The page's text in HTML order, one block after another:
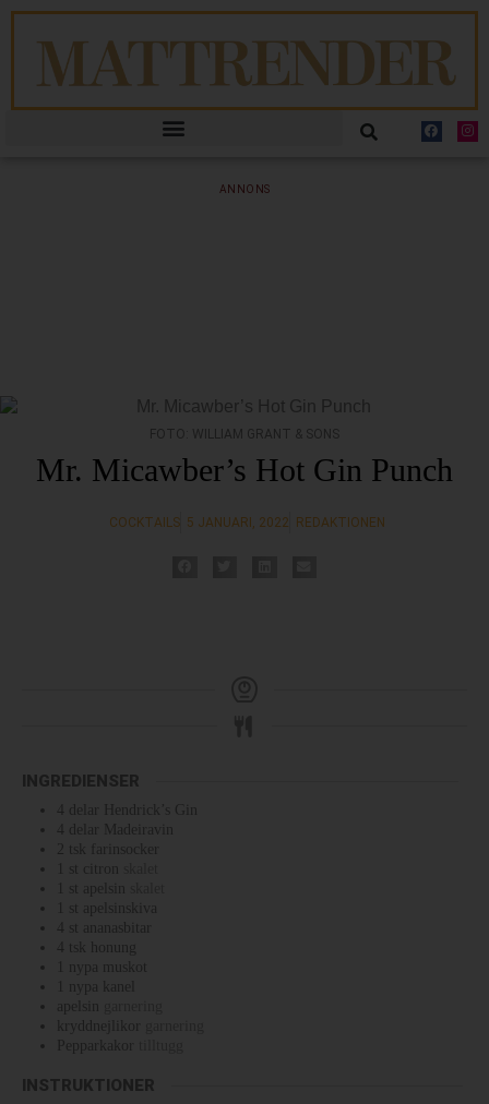
ANNONS
FOTO: WILLIAM GRANT & SONS
Mr. Micawber’s Hot Gin Punch
COCKTAILS 5 JANUARI, 2022 REDAKTIONEN
INGREDIENSER
4 delar
Hendrick’s Gin
4 delar
Madeiravin
2 tsk
farinsocker
st citron
st apelsin
st
apelsinskiva
4
st
ananasbitar
4 tsk
honung
nypa
muskot
nypa kanel
apelsin
kryddnejlikor
Pepparkakor
INSTRUKTIONER